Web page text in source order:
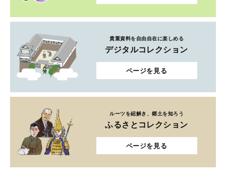
貴重資料を自由自在に楽しめる
デジタルコレクション
ページを見る
ルーツを紐解き、郷土を知ろう
ふるさとコレクション
ページを見る